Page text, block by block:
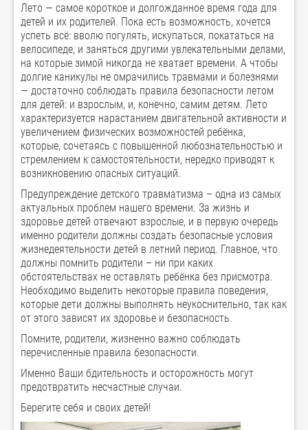
Лето — самое короткое и долгожданное время года для
детей и их родителей. Пока есть возможность, хочется
успеть всё: вволю погулять, искупаться, покататься на
велосипеде, и заняться другими увлекательными делами,
на которые зимой никогда не хватает времени. А чтобы
долгие каникулы не омрачились травмами и болезнями
— достаточно соблюдать правила безопасности летом
для детей: и взрослым, и, конечно, самим детям. Лето
характеризуется нарастанием двигательной активности и
увеличением физических возможностей ребёнка,
которые, сочетаясь с повышенной любознательностью и
стремлением к самостоятельности, нередко приводят к
возникновению опасных ситуаций.
Предупреждение детского травматизма – одна из самых
актуальных проблем нашего времени. За жизнь и
здоровье детей отвечают взрослые, и в первую очередь
именно родители должны создать безопасные условия
жизнедеятельности детей в летний период. Главное, что
должны помнить родители – ни при каких
обстоятельствах не оставлять ребёнка без присмотра.
Необходимо выделить некоторые правила поведения,
которые дети должны выполнять неукоснительно, так как
от этого зависят их здоровье и безопасность.
Помните, родители, жизненно важно соблюдать
перечисленные правила безопасности.
Именно Ваши бдительность и осторожность могут
предотвратить несчастные случаи.
Берегите себя и своих детей!